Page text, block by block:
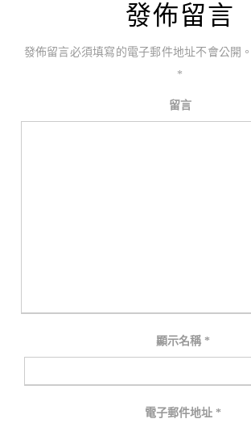
發佈留言
發佈留言必須填寫的電子郵件地址不會公開。
*
留言
顯示名稱 *
電子郵件地址 *